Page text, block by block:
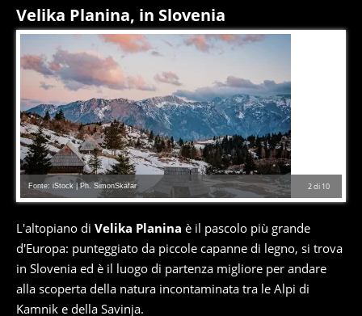
Velika Planina, in Slovenia
2di 10
Fonte: iStock | Ph. SimonSkafar
L'altopiano di Velika Planina è il pascolo più grande
d'Europa: punteggiato da piccole capanne di legno, si trova
in Slovenia ed è il luogo di partenza migliore per andare
alla scoperta della natura incontaminata tra le Alpi di
Kamnik e della Savinja.